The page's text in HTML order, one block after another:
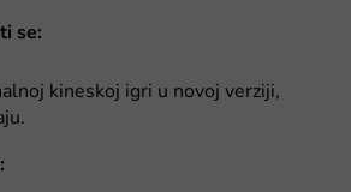
se:
kineskoj igri u novoj verziji,